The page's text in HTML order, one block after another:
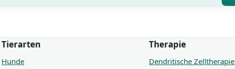
Tierarten
Hunde
Therapie
Dendritische Zelltherapie